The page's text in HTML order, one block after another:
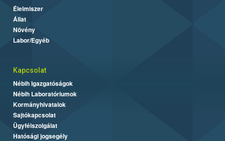
Élelmiszer
Állat
Növény
Labor/Egyéb
Kapcsolat
Nébih Igazgatóságok
Nébih Laboratóriumok
Kormányhivatalok
Sajtókapcsolat
Ügyfélszolgálat
Hatósági jogsegély